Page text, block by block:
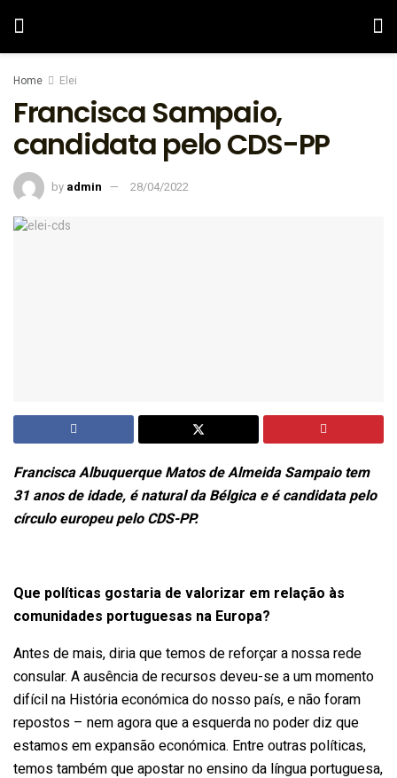
Home Elei
Francisca Sampaio,
candidata pelo CDS-PP
by admin 28/04/2022
Francisca Albuquerque Matos de Almeida Sampaio tem
31 anos de idade, é natural da Bélgica e é candidata pelo
círculo europeu pelo CDS-PP.
Que políticas gostaria de valorizar em relação às
comunidades portuguesas na Europa?
Antes de mais, diria que temos de reforçar a nossa rede
consular. A ausência de recursos deveu-se a um momento
difícil na História económica do nosso país, e não foram
repostos – nem agora que a esquerda no poder diz que
estamos em expansão económica. Entre outras políticas,
temos também que apostar no ensino da língua portuguesa,